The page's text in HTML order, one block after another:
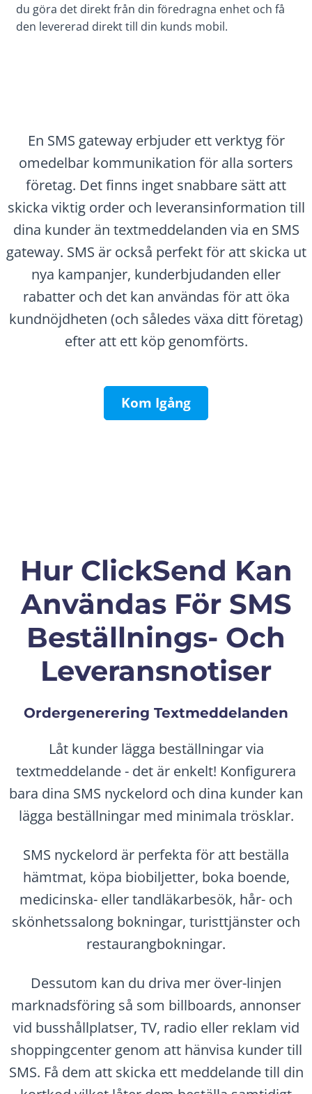
du göra det direkt från din föredragna enhet och få
den levererad direkt till din kunds mobil.
En SMS gateway erbjuder ett verktyg för
omedelbar kommunikation för alla sorters
företag. Det finns inget snabbare sätt att
skicka viktig order och leveransinformation till
dina kunder än textmeddelanden via en SMS
gateway. SMS är också perfekt för att skicka ut
nya kampanjer, kunderbjudanden eller
rabatter och det kan användas för att öka
kundnöjdheten (och således växa ditt företag)
efter att ett köp genomförts.
Kom Igång
Hur ClickSend Kan
Användas För SMS
Beställnings- Och
Leveransnotiser
Ordergenerering Textmeddelanden
Låt kunder lägga beställningar via
textmeddelande - det är enkelt! Konfigurera
bara dina SMS nyckelord och dina kunder kan
lägga beställningar med minimala trösklar.
SMS nyckelord är perfekta för att beställa
hämtmat, köpa biobiljetter, boka boende,
medicinska- eller tandläkarbesök, hår- och
skönhetssalong bokningar, turisttjänster och
restaurangbokningar.
Dessutom kan du driva mer över-linjen
marknadsföring så som billboards, annonser
vid busshållplatser, TV, radio eller reklam vid
shoppingcenter genom att hänvisa kunder till
SMS. Få dem att skicka ett meddelande till din